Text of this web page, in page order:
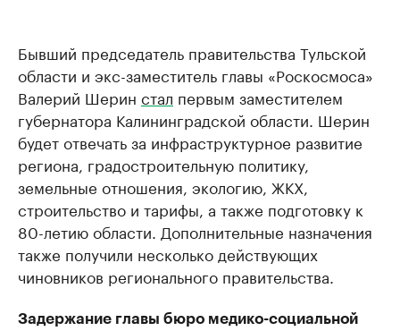
Бывший председатель правительства Тульской
области и экс-заместитель главы «Роскосмоса»
Валерий Шерин стал первым заместителем
губернатора Калининградской области. Шерин
будет отвечать за инфраструктурное развитие
региона, градостроительную политику,
земельные отношения, экологию, ЖКХ,
строительство и тарифы, а также подготовку к
80-летию области. Дополнительные назначения
также получили несколько действующих
чиновников регионального правительства.
Задержание главы бюро медико-социальной